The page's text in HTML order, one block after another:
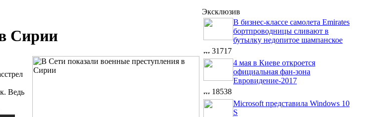
Сирии
Ведь
Эксклюзив
В бизнес-классе самолета Emirates
бортпроводницы сливают в
бутылку недопитое шампанское
31717
4 мая в Киеве откроется
официальная фан-зона
Евровидение-2017
18538
Microsoft представила Windows 10
S